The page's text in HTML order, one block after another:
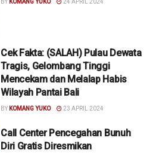
BY KOMANG YUKO 24 APRIL 2024
Cek Fakta: (SALAH) Pulau Dewata
Tragis, Gelombang Tinggi
Mencekam dan Melalap Habis
Wilayah Pantai Bali
BY KOMANG YUKO 23 APRIL 2024
Call Center Pencegahan Bunuh
Diri Gratis Diresmikan